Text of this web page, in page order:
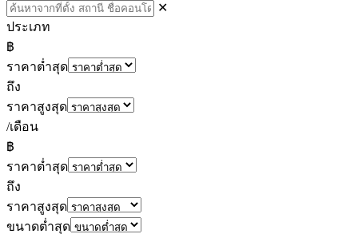
✕
ประเภท
฿
ราคาต่ำสุด
ถึง
ราคาสูงสุด
/เดือน
฿
ราคาต่ำสุด
ถึง
ราคาสูงสุด
ขนาดต่ำสุด